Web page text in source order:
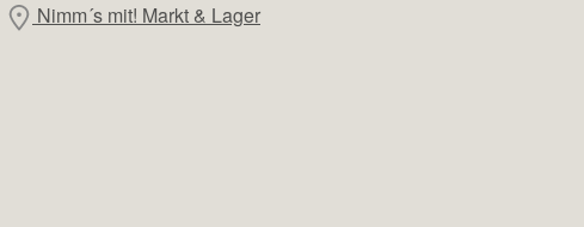
Nimm´s mit! Markt & Lager